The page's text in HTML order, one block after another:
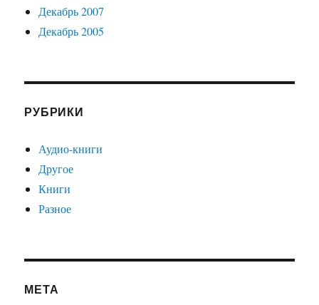
Декабрь 2007
Декабрь 2005
РУБРИКИ
Аудио-книги
Другое
Книги
Разное
МЕТА